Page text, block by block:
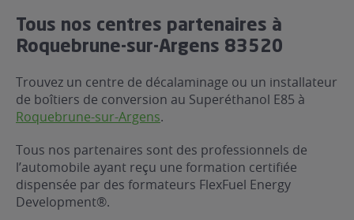
le Décalaminage
?
du carburant avec
le Superéthanol
garagiste
garagiste
Tous nos centres partenaires à
Roquebrune-sur-Argens 83520
Trouvez un centre de décalaminage ou un installateur
de boîtiers de conversion au Superéthanol E85 à
Roquebrune-sur-Argens.
Tous nos partenaires sont des professionnels de
l’automobile ayant reçu une formation certifiée
dispensée par des formateurs FlexFuel Energy
Development®.